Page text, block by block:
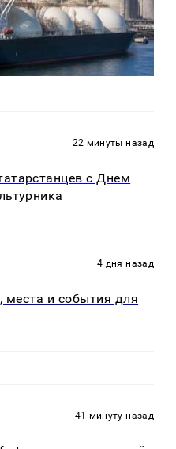
22 минуты назад
с Днем
4 дня назад
места и события для
41 минуту назад